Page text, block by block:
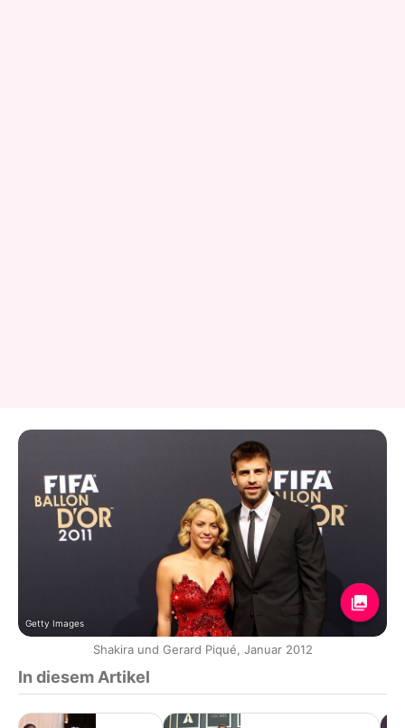
Getty Images
Shakira und Gerard Piqué, Januar 2012
In diesem Artikel